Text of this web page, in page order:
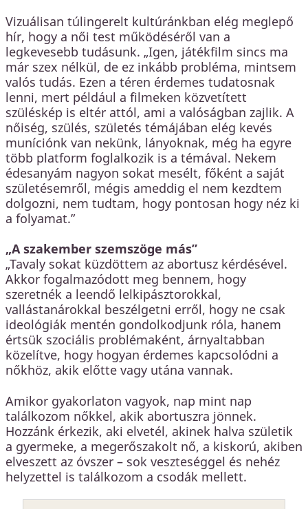
Vizuálisan túlingerelt kultúránkban elég meglepő
hír, hogy a női test működéséről van a
legkevesebb tudásunk. „Igen, játékfilm sincs ma
már szex nélkül, de ez inkább probléma, mintsem
valós tudás. Ezen a téren érdemes tudatosnak
lenni, mert például a filmeken közvetített
szüléskép is eltér attól, ami a valóságban zajlik. A
nőiség, szülés, születés témájában elég kevés
muníciónk van nekünk, lányoknak, még ha egyre
több platform foglalkozik is a témával. Nekem
édesanyám nagyon sokat mesélt, főként a saját
születésemről, mégis ameddig el nem kezdtem
dolgozni, nem tudtam, hogy pontosan hogy néz ki
a folyamat.”
„A szakember szemszöge más”
„Tavaly sokat küzdöttem az abortusz kérdésével.
Akkor fogalmazódott meg bennem, hogy
szeretnék a leendő lelkipásztorokkal,
vallástanárokkal beszélgetni erről, hogy ne csak
ideológiák mentén gondolkodjunk róla, hanem
értsük szociális problémaként, árnyaltabban
közelítve, hogy hogyan érdemes kapcsolódni a
nőkhöz, akik előtte vagy utána vannak.
Amikor gyakorlaton vagyok, nap mint nap
találkozom nőkkel, akik abortuszra jönnek.
Hozzánk érkezik, aki elvetél, akinek halva születik
a gyermeke, a megerőszakolt nő, a kiskorú, akiben
elveszett az óvszer – sok veszteséggel és nehéz
helyzettel is találkozom a csodák mellett.